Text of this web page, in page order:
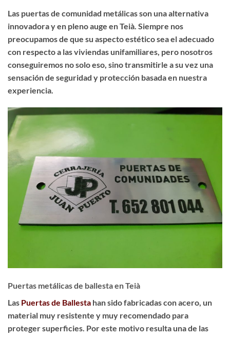
Las puertas de comunidad metálicas son una alternativa
innovadora y en pleno auge en Teià. Siempre nos
preocupamos de que su aspecto estético sea el adecuado
con respecto a las viviendas unifamiliares, pero nosotros
conseguiremos no solo eso, sino transmitirle a su vez una
sensación de seguridad y protección basada en nuestra
experiencia.
Puertas metálicas de ballesta en Teià
Las Puertas de Ballesta han sido fabricadas con acero, un
material muy resistente y muy recomendado para
proteger superficies. Por este motivo resulta una de las